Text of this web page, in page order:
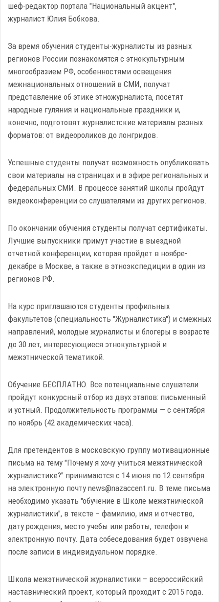
шеф-редактор портала "Национальный акцент",
журналист Юлия Бобкова.
За время обучения студенты-журналисты из разных
регионов России познакомятся с этнокультурным
многообразием РФ, особенностями освещения
межнациональных отношений в СМИ, получат
представление об этике этножурналиста, посетят
народные гуляния и национальные праздники и,
конечно, подготовят журналистские материалы разных
форматов: от видеороликов до лонгридов.
Успешные студенты получат возможность опубликовать
свои материалы на страницах и в эфире региональных и
федеральных СМИ. В процессе занятий школы пройдут
видеоконференции со слушателями из других регионов.
По окончании обучения студенты получат сертификаты.
Лучшие выпускники примут участие в выездной
отчетной конференции, которая пройдет в ноябре-
декабре в Москве, а также в этноэкспедиции в один из
регионов РФ.
На курс приглашаются студенты профильных
факультетов (специальность "Журналистика") и смежных
направлений, молодые журналисты и блогеры в возрасте
до 30 лет, интересующиеся этнокультурной и
межэтнической тематикой.
Обучение БЕСПЛАТНО. Все потенциальные слушатели
пройдут конкурсный отбор из двух этапов: письменный
и устный. Продолжительность программы — с сентября
по ноябрь (42 академических часа).
Для претендентов в московскую группу мотивационные
письма на тему "Почему я хочу учиться межэтнической
журналистике?" принимаются с 14 июня по 12 сентября
на электронную почту news@nazaccent.ru. В теме письма
необходимо указать "обучение в Школе межэтнической
журналистики", в тексте – фамилию, имя и отчество,
дату рождения, место учебы или работы, телефон и
электронную почту. Дата собеседования будет озвучена
после записи в индивидуальном порядке.
Школа межэтнической журналистики – всероссийский
наставнический проект, который проходит с 2015 года.